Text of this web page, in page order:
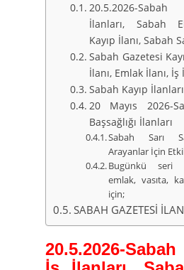
20.5.2026-
İlanları, Sabah
Kayıp İlanı, Sabah
Sabah Gazetesi
İlanı, Emlak İlanı, İş
Sabah Kayıp İlanları
20 Mayıs 2026-
Başsağlığı İlanları
Sabah Sarı
Arayanlar İçin
Bugünkü seri
emlak, vasıta,
için;
SABAH GAZETESİ İLAN
20.5.2026-